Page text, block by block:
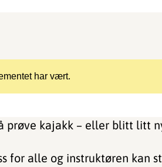
har vært.
prøve kajakk – eller blitt litt
for alle og instruktøren kan